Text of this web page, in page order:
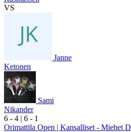
VS
Janne
Ketonen
Sami
Nikander
6 - 4 | 6 - 1
Orimattila Open | Kansalliset - Miehet D